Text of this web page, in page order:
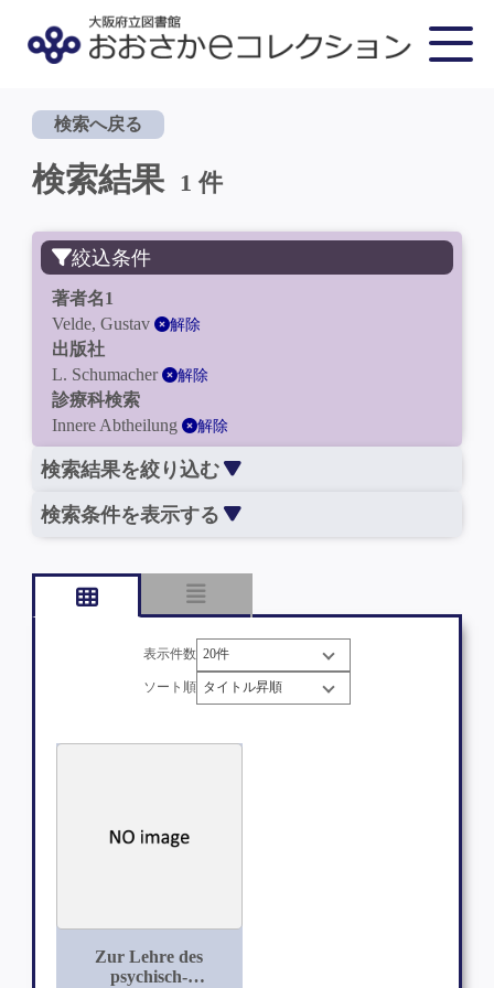
検索へ戻る
検索結果 1 件
絞込条件
著者名1
Velde, Gustav
解除
出版社
L. Schumacher
解除
診療科検索
Innere Abtheilung
解除
検索結果を絞り込む
検索条件を表示する
表示件数
ソート順
Zur Lehre des
psychisch-